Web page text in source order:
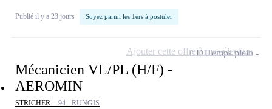
Publié il y a 23 jours Soyez parmi les 1ers à postuler
Mécanicien VL/PL (H/F) -
AEROMIN
STRICHER - 94 - RUNGIS
CDITemps plein
Ajouter cette offre à ma sélection